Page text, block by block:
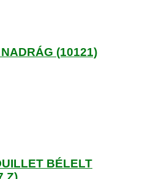
(10121)
BÉLELT